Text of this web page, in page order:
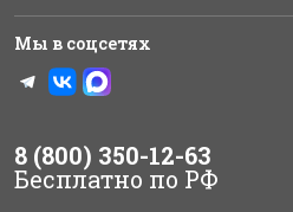
Мы в соцсетях
8 (800) 350-12-63
Бесплатно по РФ